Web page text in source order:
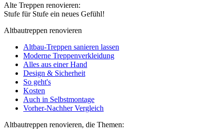
Alte Treppen renovieren:
Stufe für Stufe ein neues Gefühl!
Altbautreppen renovieren
Altbau-Treppen sanieren lassen
Moderne Treppenverkleidung
Alles aus einer Hand
Design & Sicherheit
So geht's
Kosten
Auch in Selbstmontage
Vorher-Nachher Vergleich
Altbautreppen renovieren, die Themen: